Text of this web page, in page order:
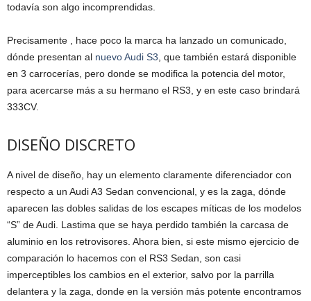
todavía son algo incomprendidas.
Precisamente , hace poco la marca ha lanzado un comunicado,
dónde presentan al nuevo Audi S3 , que también estará disponible
en 3 carrocerías, pero donde se modifica la potencia del motor,
para acercarse más a su hermano el RS3, y en este caso brindará
333CV.
DISEÑO DISCRETO
A nivel de diseño, hay un elemento claramente diferenciador con
respecto a un Audi A3 Sedan convencional, y es la zaga, dónde
aparecen las dobles salidas de los escapes míticas de los modelos
“S” de Audi. Lastima que se haya perdido también la carcasa de
aluminio en los retrovisores. Ahora bien, si este mismo ejercicio de
comparación lo hacemos con el RS3 Sedan, son casi
imperceptibles los cambios en el exterior, salvo por la parrilla
delantera y la zaga, donde en la versión más potente encontramos